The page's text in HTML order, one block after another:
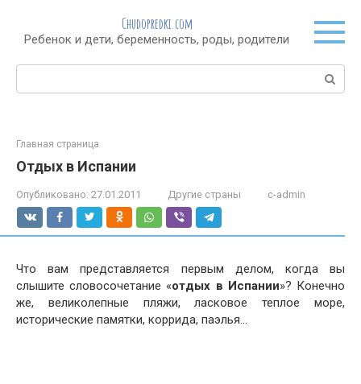
контенту
Chudopredki.com
Ребенок и дети, беременность, роды, родители
Поиск:
Главная страница
Отдых в Испании
Опубликовано: 27.01.2011 Другие страны c-admin
Что вам представляется первым делом, когда вы
слышите словосочетание «отдых в Испании»? Конечно
же, великолепные пляжи, ласковое теплое море,
исторические памятки, коррида, паэлья…